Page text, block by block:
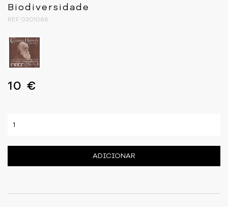
Biodiversidade
REF 0301066
10 €
ADICIONAR